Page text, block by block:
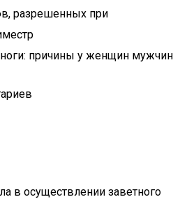
разрешенных при
причины у женщин мужчин
в осуществлении заветного